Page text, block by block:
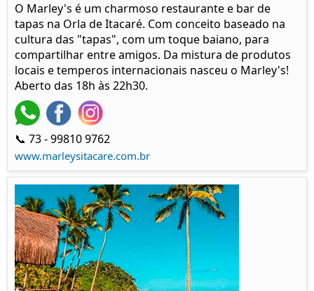
O Marley's é um charmoso restaurante e bar de
tapas na Orla de Itacaré. Com conceito baseado na
cultura das "tapas", com um toque baiano, para
compartilhar entre amigos. Da mistura de produtos
locais e temperos internacionais nasceu o Marley's!
Aberto das 18h às 22h30.
📞 73 - 99810 9762
www.marleysitacare.com.br